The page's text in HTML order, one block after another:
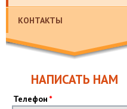
КОНТАКТЫ
НАПИСАТЬ НАМ
Телефон